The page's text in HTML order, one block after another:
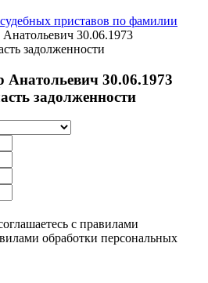
приставов по фамилии
30.06.1973
задолженности
30.06.1973
задолженности
с правилами
обработки персональных